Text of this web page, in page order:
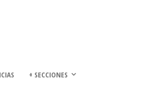
+ SECCIONES